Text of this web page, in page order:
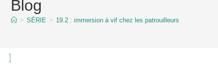
contentBlog
> SÉRIE > 19.2 : immersion à vif chez les patrouilleurs